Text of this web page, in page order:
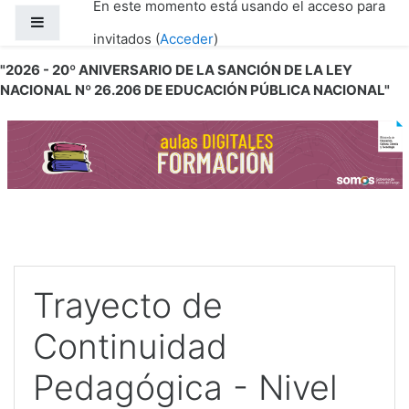
Salta al contenido principal
"2026 - 20º ANIVERSARIO DE LA SANCIÓN DE LA LEY
NACIONAL Nº 26.206 DE EDUCACIÓN PÚBLICA NACIONAL"
En este momento está usando el acceso para
invitados (Acceder)
Trayecto de
Continuidad
Pedagógica - Nivel